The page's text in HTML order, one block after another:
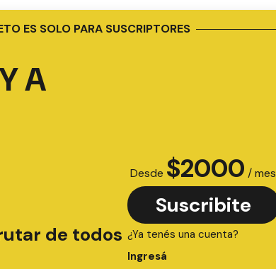
ES SOLO PARA SUSCRIPTORES
A
de todos
Desde $2000 / mes
Suscribite
¿Ya tenés una cuenta?
Ingresá